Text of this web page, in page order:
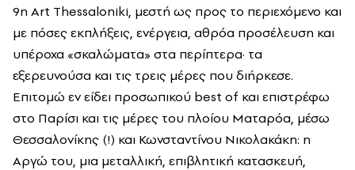
9η Art Thessaloniki, μεστή ως προς το περιεχόμενο και
με πόσες εκπλήξεις, ενέργεια, αθρόα προσέλευση και
υπέροχα «σκαλώματα» στα περίπτερα· τα
εξερευνούσα και τις τρεις μέρες που διήρκεσε.
Επιτομώ εν είδει προσωπικού best of και επιστρέφω
στο Παρίσι και τις μέρες του πλοίου Ματαρόα, μέσω
Θεσσαλονίκης (!) και Κωνσταντίνου Νικολακάκη: η
Αργώ του, μια μεταλλική, επιβλητική κατασκευή,